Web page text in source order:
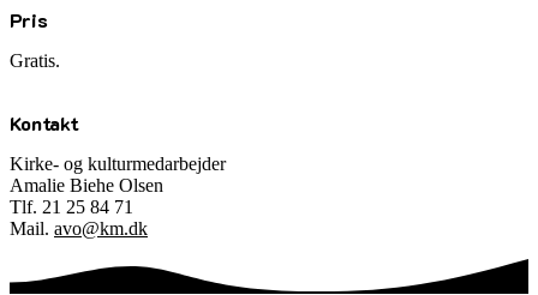
Pris
Gratis.
Kontakt
Kirke- og kulturmedarbejder
Amalie Biehe Olsen
Tlf. 21 25 84 71
Mail. avo@km.dk